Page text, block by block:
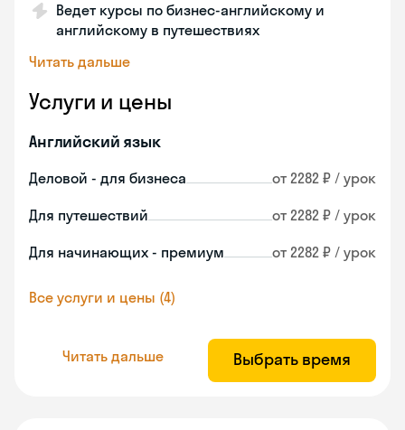
Ведет курсы по бизнес-английскому и
английскому в путешествиях
Читать дальше
Услуги и цены
Английский язык
Деловой - для бизнеса от 2282 ₽ / урок
Для путешествий от 2282 ₽ / урок
Для начинающих - премиум от 2282 ₽ / урок
Все услуги и цены (4)
Читать дальше Выбрать время